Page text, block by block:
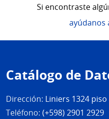
Si encontraste
ayúdanos
de
página
Catálogo de
Dirección: Liniers 1324 piso
Teléfono: (+598) 2901 2929